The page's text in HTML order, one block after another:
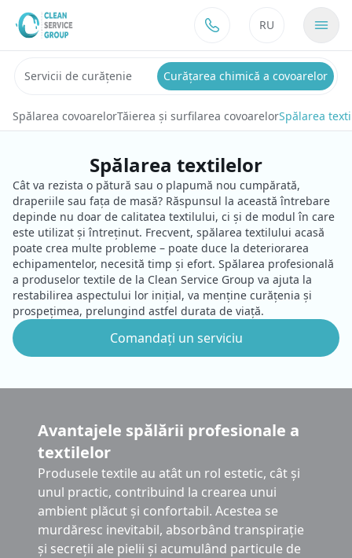
Sari la conținut
RU
Servicii de curățenie Curățarea chimică a covoarelor
Spălarea covoarelorTăierea și surfilarea covoarelorSpălarea
Spălarea textilelor
Cât va rezista o pătură sau o plapumă nou cumpărată,
draperiile sau fața de masă? Răspunsul la această întrebare
depinde nu doar de calitatea textilului, ci și de modul în care
este utilizat și întreținut. Frecvent, spălarea textilului acasă
poate crea multe probleme – poate duce la deteriorarea
echipamentelor, necesită timp și efort. Spălarea profesională
a produselor textile de la Clean Service Group va ajuta la
restabilirea aspectului lor inițial, va menține curățenia și
prospețimea, prelungind astfel durata de viață.
Comandați un serviciu
Avantajele spălării profesionale a
textilelor
Produsele textile au atât un rol estetic, cât și
unul practic, contribuind la crearea unui
ambient plăcut și confortabil. Acestea se
murdăresc inevitabil, absorbând transpirație
și secreții ale pielii și acumulând particule de